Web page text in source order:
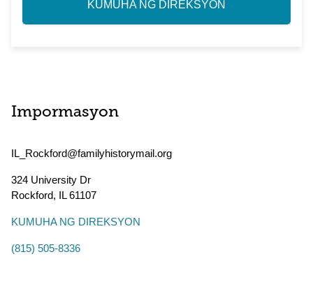
KUMUHA NG DIREKSYON
Impormasyon
IL_Rockford@familyhistorymail.org
324 University Dr
Rockford, IL61107
KUMUHA NG DIREKSYON
(815) 505-8336